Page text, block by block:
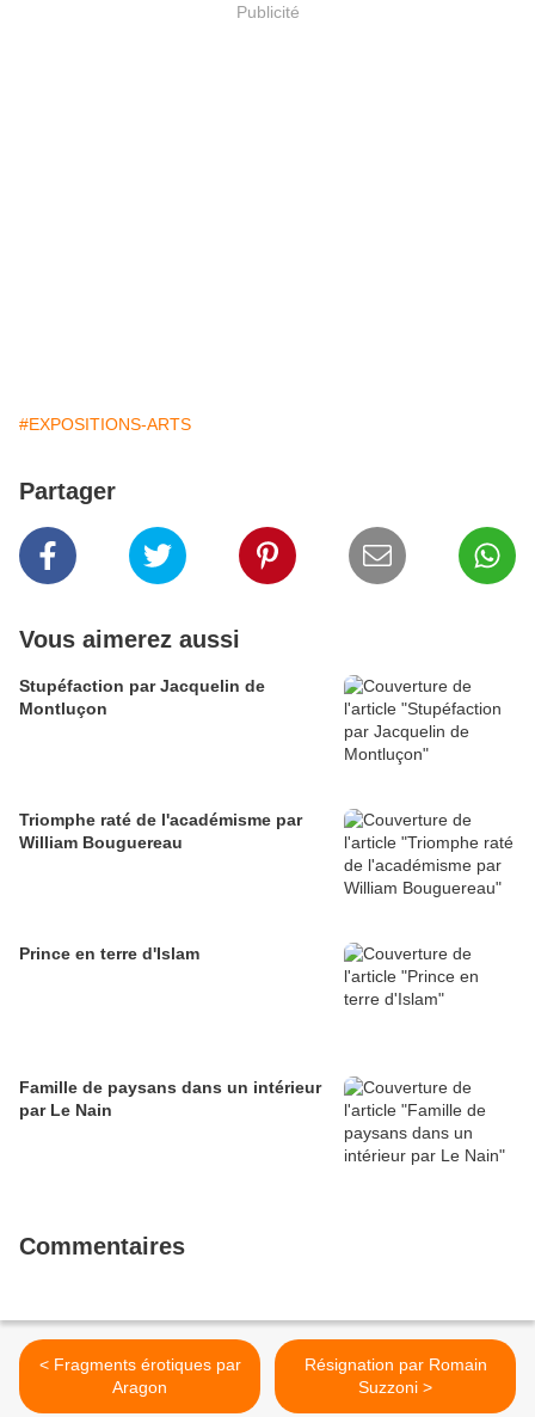
Publicité
#EXPOSITIONS-ARTS
Partager
Vous aimerez aussi
Stupéfaction par Jacquelin de
Montluçon
Triomphe raté de l'académisme par
William Bouguereau
Prince en terre d'Islam
Famille de paysans dans un intérieur
par Le Nain
Commentaires
< Fragments érotiques par
Aragon
Résignation par Romain
Suzzoni >